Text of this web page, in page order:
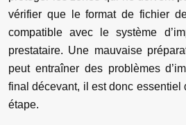
vérifier que le format de fichier
compatible avec le système
prestataire. Une mauvaise
peut entraîner des problèmes
final décevant, il est donc essentiel
étape.